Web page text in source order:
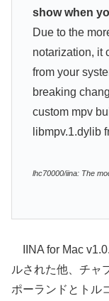
show when
Due to the
notarization, it
from your
breaking
custom mpv
libmpv.1.dylib
lhc70000/iina: The
IINA for Mac
ルされた他、チャ
ポーランドとトル